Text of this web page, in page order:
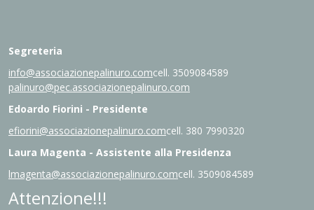
Segreteria
info@associazionepalinuro.comcell. 3509084589
palinuro@pec.associazionepalinuro.com
Edoardo Fiorini - Presidente
efiorini@associazionepalinuro.comcell. 380 7990320
Laura Magenta - Assistente alla Presidenza
lmagenta@associazionepalinuro.comcell. 3509084589
Attenzione!!!